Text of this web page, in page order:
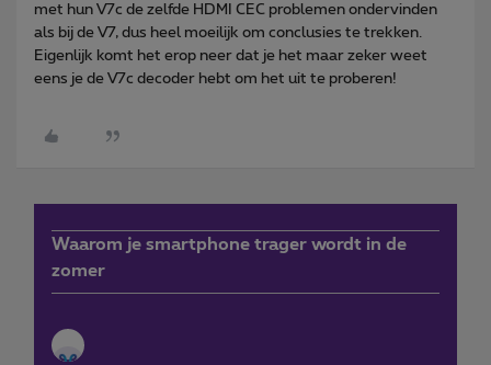
met hun V7c de zelfde HDMI CEC problemen ondervinden
als bij de V7, dus heel moeilijk om conclusies te trekken.
Eigenlijk komt het erop neer dat je het maar zeker weet
eens je de V7c decoder hebt om het uit te proberen!
Waarom je smartphone trager wordt in de
zomer